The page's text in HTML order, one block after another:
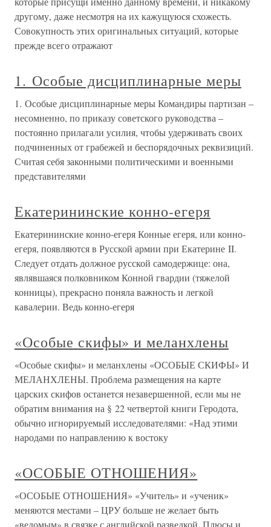
другому, даже несмотря на их кажущуюся схожесть.
Совокупность этих оригинальных ситуаций, которые
прежде всего отражают
1. Особые дисциплинарные меры
1. Особые дисциплинарные меры Командиры партизан –
несомненно, по приказу советского руководства –
постоянно прилагали усилия, чтобы удерживать своих
подчиненных от грабежей и беспорядочных реквизиций.
Считая себя законными политическими и военными
представителями
Екатерининские конно-егеря
Екатерининские конно-егеря Конные егеря, или конно-
егеря, появляются в Русской армии при Екатерине II.
Следует отдать должное русской самодержице: она,
являвшаяся полковником Конной гвардии (тяжелой
конницы), прекрасно поняла важность и легкой
кавалерии. Ведь конно-егеря
«Особые скифы» и меланхлены
«Особые скифы» и меланхлены «ОСОБЫЕ СКИФЫ» И
МЕЛАНХЛЕНЫ. Проблема размещения на карте
царских скифов останется незавершенной, если мы не
обратим внимания на § 22 четвертой книги Геродота,
обычно игнорируемый исследователями: «Над этими
народами по направлению к востоку
«ОСОБЫЕ ОТНОШЕНИЯ»
«ОСОБЫЕ ОТНОШЕНИЯ» «Учитель» и «ученик»
меняются местами – ЦРУ больше не желает быть
«ведомым» в связке с английской разведкой. Плюсы и